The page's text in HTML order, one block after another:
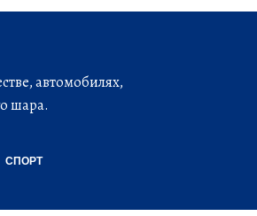
автомобилях,
шара.
СПОРТ